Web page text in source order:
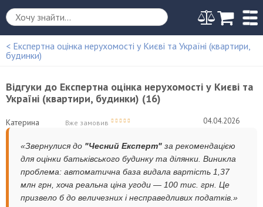
< Експертна оцінка нерухомості у Києві та Україні (квартири,
будинки)
Відгуки до Експертна оцінка нерухомості у Києві та
Україні (квартири, будинки) (16)
04.04.2026
Катерина Вже замовив
«Звернулися до "Чесний Експерт" за рекомендацією
для оцінки батьківського будинку та ділянки. Виникла
проблема: автоматична база видала вартість 1,37
млн грн, хоча реальна ціна угоди — 100 тис. грн. Це
призвело б до величезних і несправедливих податків.»